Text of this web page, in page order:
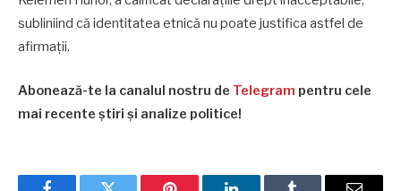
subliniind că identitatea etnică nu poate justifica astfel de
afirmații.
Abonează-te la canalul nostru de Telegram pentru cele
mai recente știri și analize politice!